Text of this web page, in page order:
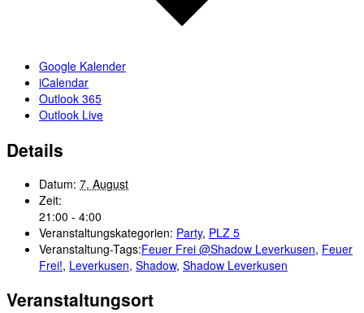
Google Kalender
iCalendar
Outlook 365
Outlook Live
Details
Datum: 7. August
Zeit:
21:00 - 4:00
Veranstaltungskategorien: Party, PLZ 5
Veranstaltung-Tags:Feuer Frei @Shadow Leverkusen, Feuer
Frei!, Leverkusen, Shadow, Shadow Leverkusen
Veranstaltungsort